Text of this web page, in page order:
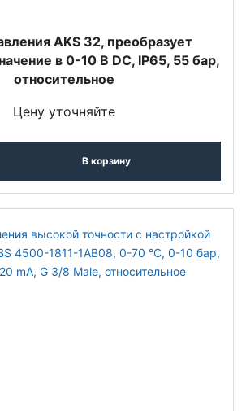
AKS 32, преобразует
в 0-10 В DC, IP65, 55 бар,
относительное
Цену уточняйте
В корзину